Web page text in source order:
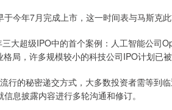
今年7月完成上市，这一时间表与马斯克
大超级IPO中的首个案例：人工智能公司
局，许多规模较小的科技公司IPO计划已被
行的秘密递交方式，大多数投资者需等到
息披露内容进行多轮沟通和修订。